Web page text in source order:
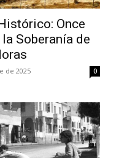
Once
Soberanía de
de 2025 0